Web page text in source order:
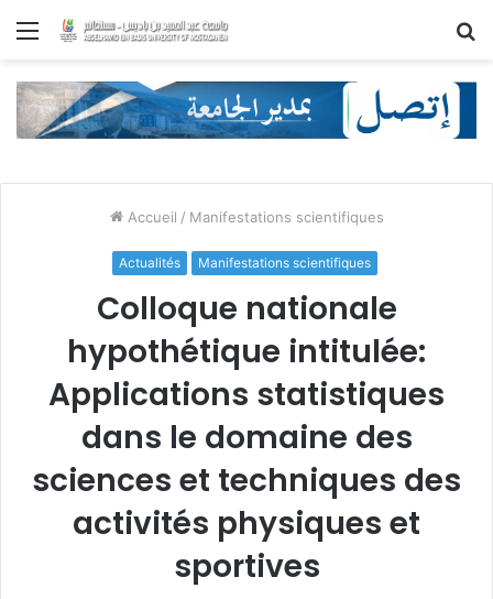
Menu
Accueil / Manifestations scientifiques
Actualités Manifestations scientifiques
Colloque nationale
hypothétique intitulée:
Applications statistiques
dans le domaine des
sciences et techniques des
activités physiques et
sportives